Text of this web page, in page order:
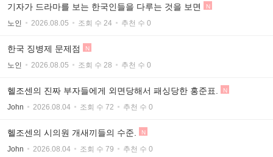
기자가 드라마를 보는 한국인들을 다루는 것을 보면 N
노인 2026.08.05 조회 수 24 추천 수 0
한국 징병제 문제점 N
노인 2026.08.05 조회 수 28 추천 수 0
헬조센의 진짜 부자들에게 외면당해서 패싱당한 홍준표. N
John 2026.08.04 조회 수 72 추천 수 0
헬조센의 시의원 개새끼들의 수준. N
John 2026.08.04 조회 수 79 추천 수 0